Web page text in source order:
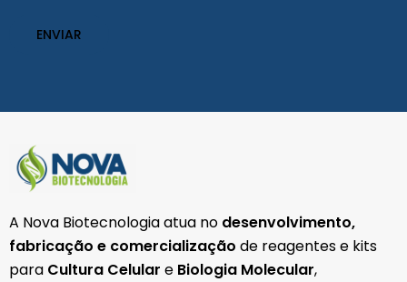
A Nova Biotecnologia atua no desenvolvimento,
fabricação e comercialização de reagentes e kits
para Cultura Celular e Biologia Molecular,